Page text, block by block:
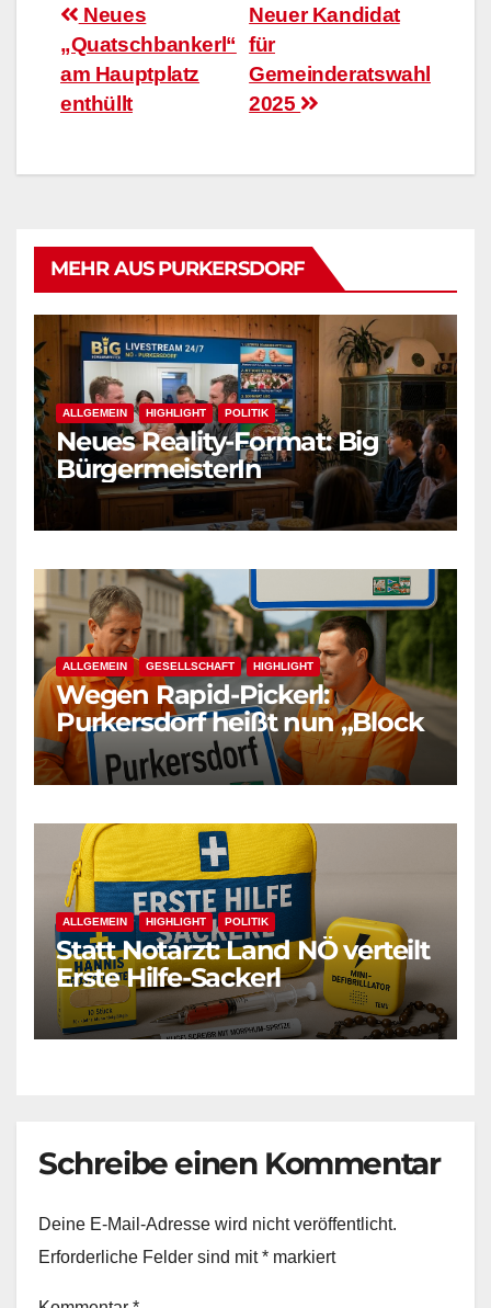
Beitragsnavigation
Neuer Kandidat
für
Gemeinderatswahl
2025
Neues
„Quatschbankerl“
am Hauptplatz
enthüllt
MEHR AUS PURKERSDORF
ALLGEMEIN HIGHLIGHT POLITIK
Neues Reality-Format: Big
BürgermeisterIn
ALLGEMEIN GESELLSCHAFT HIGHLIGHT
Wegen Rapid-Pickerl:
Purkersdorf heißt nun „Block
West“
ALLGEMEIN HIGHLIGHT POLITIK
Statt Notarzt: Land NÖ verteilt
Erste Hilfe-Sackerl
Schreibe einen Kommentar
Deine E-Mail-Adresse wird nicht veröffentlicht.
Erforderliche Felder sind mit* markiert